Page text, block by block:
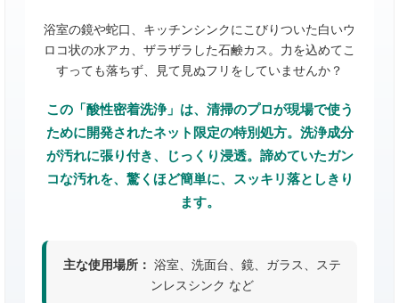
浴室の鏡や蛇口、キッチンシンクにこびりついた白いウ
ロコ状の水アカ、ザラザラした石鹸カス。力を込めてこ
すっても落ちず、見て見ぬフリをしていませんか？
この「酸性密着洗浄」は、清掃のプロが現場で使う
ために開発されたネット限定の特別処方。洗浄成分
が汚れに張り付き、じっくり浸透。諦めていたガン
コな汚れを、驚くほど簡単に、スッキリ落としきり
ます。
主な使用場所： 浴室、洗面台、鏡、ガラス、ステ
ンレスシンク など